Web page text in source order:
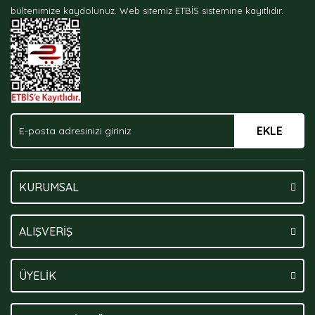
Ürün fiyatı diğer sitelerden daha pahalı.
Bu ürüne benzer farklı alternatifler olmalı.
bültenimize kaydolunuz. Web sitemiz ETBİS sistemine kayıtlıdır.
EKLE
KURUMSAL
ALIŞVERİŞ
ÜYELİK